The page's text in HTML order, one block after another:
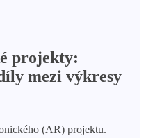
projekty:
mezi výkresy
(AR) projektu.